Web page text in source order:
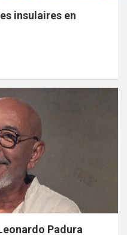
insulaires en
Padura